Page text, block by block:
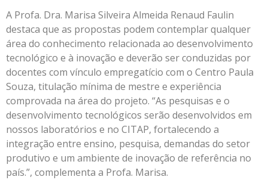
A Profa. Dra. Marisa Silveira Almeida Renaud Faulin
destaca que as propostas podem contemplar qualquer
área do conhecimento relacionada ao desenvolvimento
tecnológico e à inovação e deverão ser conduzidas por
docentes com vínculo empregatício com o Centro Paula
Souza, titulação mínima de mestre e experiência
comprovada na área do projeto. “As pesquisas e o
desenvolvimento tecnológicos serão desenvolvidos em
nossos laboratórios e no CITAP, fortalecendo a
integração entre ensino, pesquisa, demandas do setor
produtivo e um ambiente de inovação de referência no
país.”, complementa a Profa. Marisa.